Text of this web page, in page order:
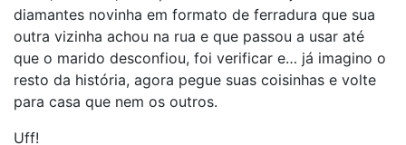
diamantes novinha em formato de ferradura que sua
outra vizinha achou na rua e que passou a usar até
que o marido desconfiou, foi verificar e… já imagino o
resto da história, agora pegue suas coisinhas e volte
para casa que nem os outros.
Uff!